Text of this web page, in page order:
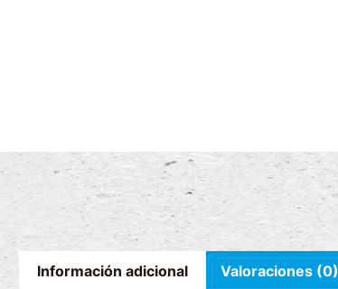
Información adicional Valoraciones (0)